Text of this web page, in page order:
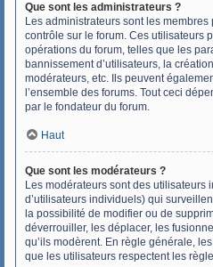
Que sont les administrateurs ?
Les administrateurs sont les
contrôle sur le forum. Ces utilisateurs
opérations du forum, telles que les
bannissement d’utilisateurs, la
modérateurs, etc. Ils peuvent
l’ensemble des forums. Tout ceci
par le fondateur du forum.
Haut
Que sont les modérateurs ?
Les modérateurs sont des utilisateurs
d’utilisateurs individuels) qui
la possibilité de modifier ou de
déverrouiller, les déplacer, les
qu’ils modèrent. En règle générale,
que les utilisateurs respectent les